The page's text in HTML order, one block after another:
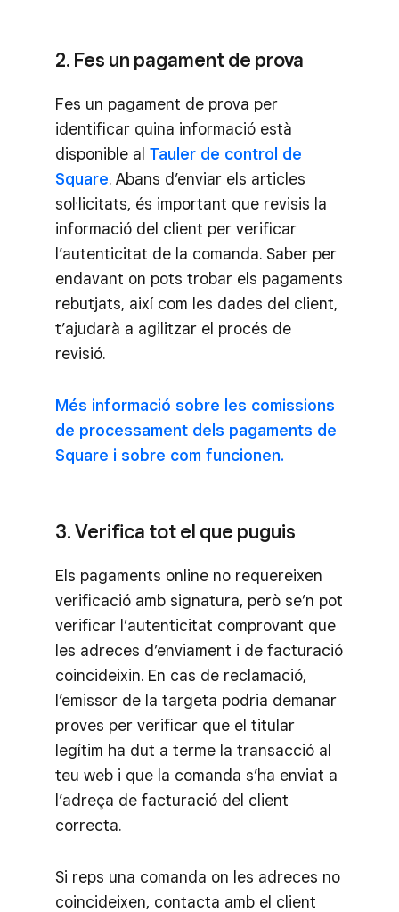
2. Fes un pagament de prova
Fes un pagament de prova per
identificar quina informació està
disponible al Tauler de control de
Square. Abans d’enviar els articles
sol·licitats, és important que revisis la
informació del client per verificar
l’autenticitat de la comanda. Saber per
endavant on pots trobar els pagaments
rebutjats, així com les dades del client,
t’ajudarà a agilitzar el procés de
revisió.
Més informació sobre les comissions
de processament dels pagaments de
Square i sobre com funcionen.
3. Verifica tot el que puguis
Els pagaments online no requereixen
verificació amb signatura, però se’n pot
verificar l’autenticitat comprovant que
les adreces d’enviament i de facturació
coincideixin. En cas de reclamació,
l’emissor de la targeta podria demanar
proves per verificar que el titular
legítim ha dut a terme la transacció al
teu web i que la comanda s’ha enviat a
l’adreça de facturació del client
correcta.
Si reps una comanda on les adreces no
coincideixen, contacta amb el client